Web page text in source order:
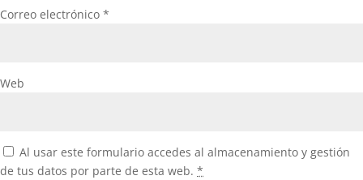
Correo electrónico *
Web
Al usar este formulario accedes al almacenamiento y gestión
de tus datos por parte de esta web. *